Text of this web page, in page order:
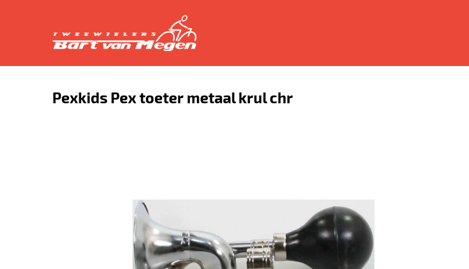
Pexkids Pex toeter metaal krul chr